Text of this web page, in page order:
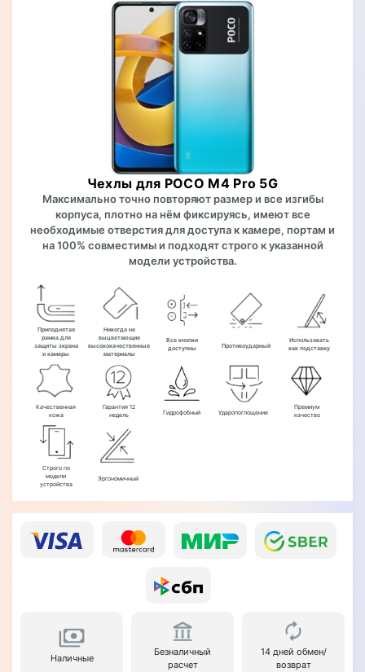
Чехлы для POCO M4 Pro 5G
Максимально точно повторяют размер и все изгибы
корпуса, плотно на нём фиксируясь, имеют все
необходимые отверстия для доступа к камере, портам и
на 100% совместимы и подходят строго к указанной
модели устройства.
Приподнятая
рамка для
защиты экрана
и камеры
Никогда не
выцветающие
высококачественные
материалы
Все кнопки
доступны
Противоударный
Использовать
как подставку
Качественная
кожа
Гарантия 12
недель
Гидрофобный Ударопоглощение
Премиум
качество
Строго по
модели
устройства
Эргономичный
Наличные
Безналичный
расчет
14 дней обмен/
возврат